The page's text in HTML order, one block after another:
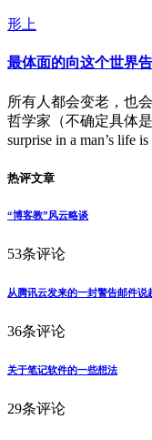
形上
最体面的向这个世界
所有人都会变老，也
哲学家（不确定具体
surprise in a man’s life
热评文章
“博客教”风云略谈
53条评论
从腾讯云发来的一封警告邮件说
36条评论
关于笔记软件的一些想法
29条评论